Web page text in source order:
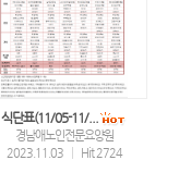
식단표(11/05-11/...
경남애노인전문요양원
2023.11.03
Hit 2724